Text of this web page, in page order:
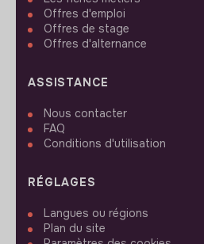
Offres d'emploi
Offres de stage
Offres d'alternance
ASSISTANCE
Nous contacter
FAQ
Conditions d'utilisation
RÉGLAGES
Langues ou régions
Plan du site